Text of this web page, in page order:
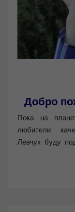
Добро
Пока на
любители
Левчук буду